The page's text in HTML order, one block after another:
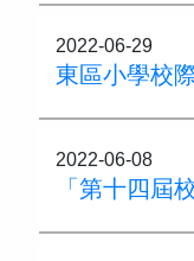
2022-06-29
東區小學校
2022-06-08